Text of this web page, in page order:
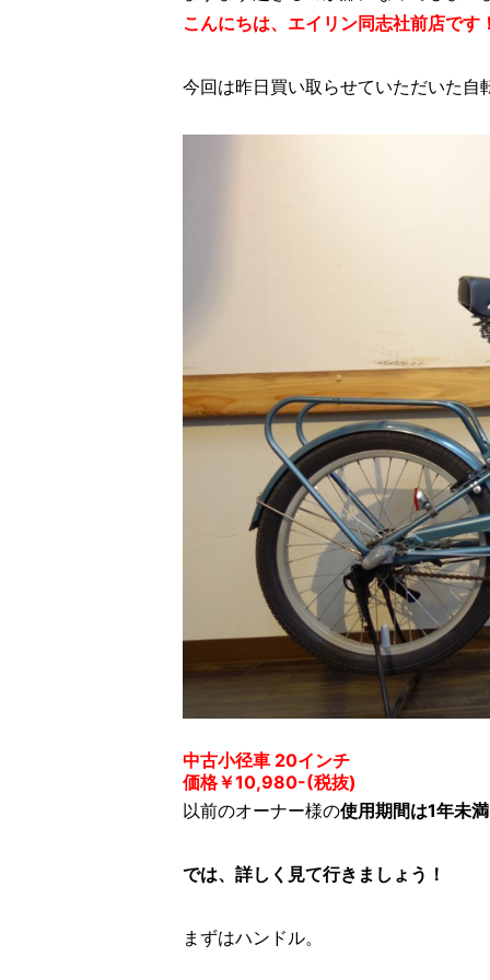
こんにちは、エイリン同志社前店です
今回は昨日買い取らせていただいた自
中古小径車 20インチ
価格￥10,980-(税抜)
以前のオーナー様の使用期間は1年未満
では、詳しく見て行きましょう！
まずはハンドル。